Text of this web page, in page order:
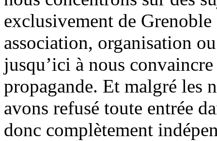
exclusivement de
association, organisation
jusqu’ici à nous
propagande. Et malgré les
avons refusé toute entrée
donc complètement